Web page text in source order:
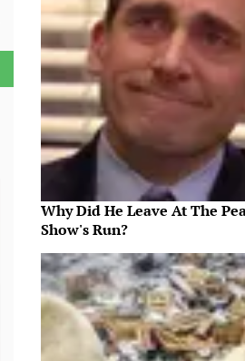
Why Did He Leave At The
Show's Run?